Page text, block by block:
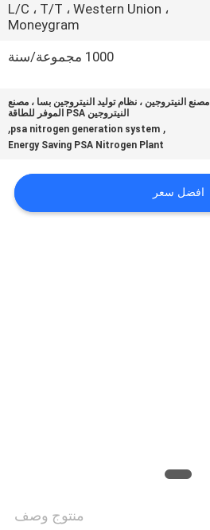
L/C ، T/T ، Western Union ،
Moneygram
1000 مجموعة/سنة
مصنع النيتروجين ، نظام توليد النيتروجين بسا ، مصنع
النيتروجين PSA الموفر للطاقة
,
psa nitrogen generation system
,
Energy Saving PSA Nitrogen Plant
افضل سعر
منتوج وصف